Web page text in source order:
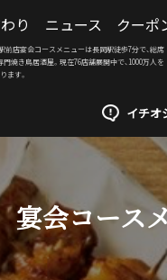
り ニュース クーポ
前店宴会コースメニューは長岡駅徒歩7分で、総席
門焼き鳥居酒屋。現在76店舗展開中で、1000万人を
ます。
イチオ
宴会コース